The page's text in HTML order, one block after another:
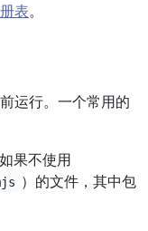
表。
运行。一个常用的
如果不使用
）的文件，其中包